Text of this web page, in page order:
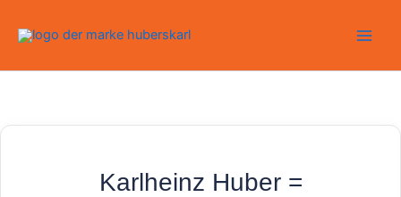
Inhalt
Karlheinz Huber =